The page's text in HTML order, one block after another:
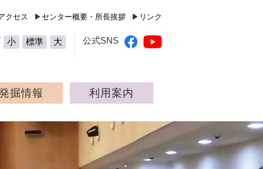
財団 高知県立埋蔵文化財センター（Kochi Prefecture
クセス ▶ センター概要・所長挨拶 ▶ リンク
小 標準 大 公式SNS
掘情報 利用案内